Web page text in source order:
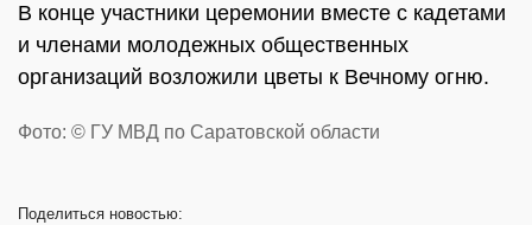
В конце участники церемонии вместе с кадетами
и членами молодежных общественных
организаций возложили цветы к Вечному огню.
Фото: © ГУ МВД по Саратовской области
Поделиться новостью: